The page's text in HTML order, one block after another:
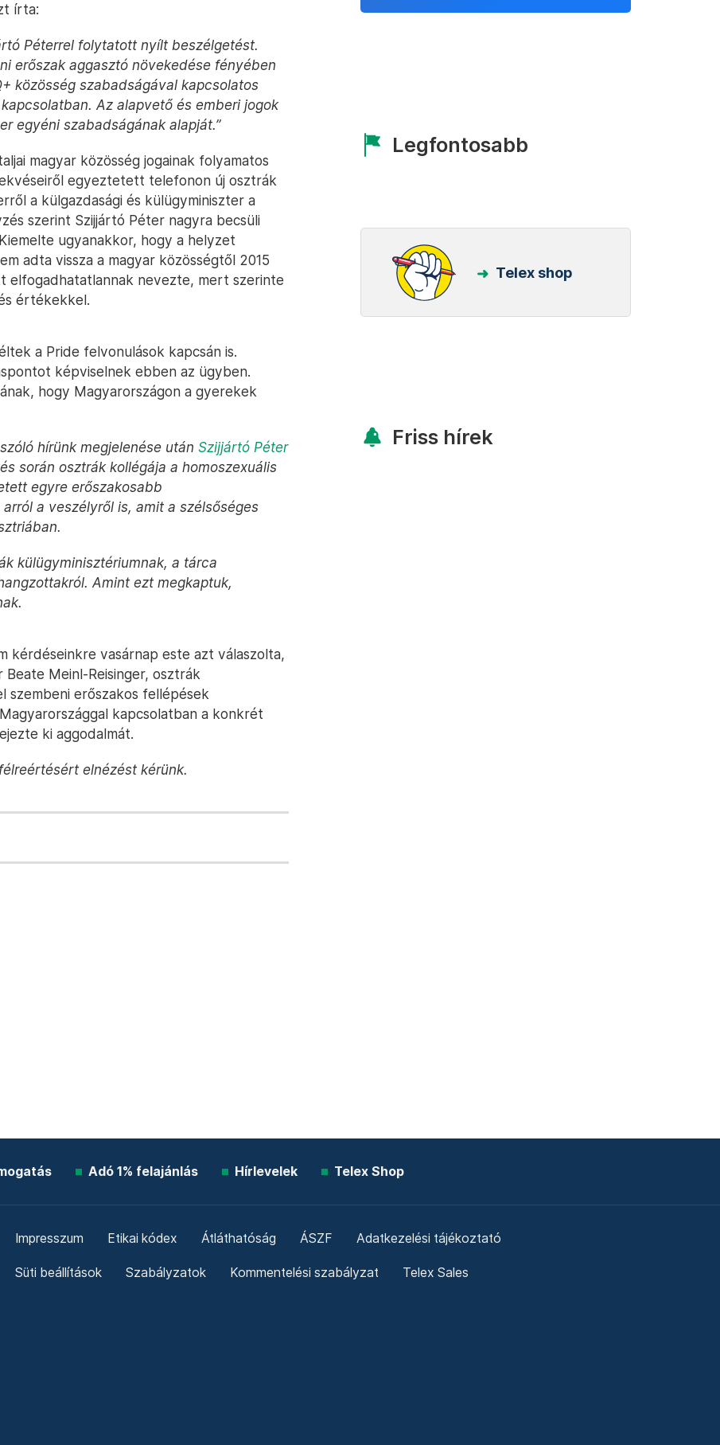
írta:
Péterrel folytatott nyílt beszélgetést.
erőszak aggasztó növekedése fényében
közösség szabadságával kapcsolatos
Az alapvető és emberi jogok
egyéni szabadságának alapját.”
magyar közösség jogainak folyamatos
egyeztetett telefonon új osztrák
a külgazdasági és külügyminiszter a
szerint Szijjártó Péter nagyra becsüli
ugyanakkor, hogy a helyzet
adta vissza a magyar közösségtől 2015
elfogadhatatlannak nevezte, mert szerinte
értékekkel.
a Pride felvonulások kapcsán is.
képviselnek ebben az ügyben.
hogy Magyarországon a gyerekek
hírünk megjelenése után Szijjártó Péter
során osztrák kollégája a homoszexuális
egyre erőszakosabb
a veszélyről is, amit a szélsőséges
külügyminisztériumnak, a tárca
Amint ezt megkaptuk,
kérdéseinkre vasárnap este azt válaszolta,
Meinl-Reisinger, osztrák
szembeni erőszakos fellépések
kapcsolatban a konkrét
ki aggodalmát.
elnézést kérünk.
Legfontosabb
Telex shop
Friss hírek
Adó 1% felajánlás Hírlevelek Telex Shop
Impresszum Etikai kódex Átláthatóság ÁSZF Adatkezelési tájékoztató
Süti beállítások Szabályzatok Kommentelési szabályzat Telex Sales